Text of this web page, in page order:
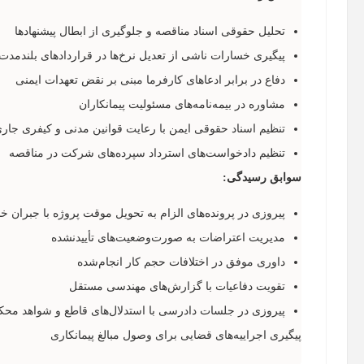
تحلیل حقوقی اسناد مناقصه و جلوگیری از ابطال پیشنهادها
پیگیری خسارات ناشی از تعدیل نرخ‌ها در قراردادهای بلندمدت
دفاع در برابر ادعاهای کارفرما مبنی بر نقض تعهدات ایمنی
مشاوره در بیمه‌نامه‌های مسئولیت پیمانکاران
تنظیم اسناد حقوقی ایمن با رعایت قوانین مدنی و کیفری
تنظیم دادخواست‌های استرداد سپرده‌های شرکت در مناقصه
سوابق رسیدگی:
پیروزی در پرونده‌های الزام به تحویل موقت پروژه با جبران
مدیریت اعتراضات به صورت‌وضعیت‌های تأییدنشده
داوری موفق در اختلافات حجم کار انجام‌شده
تقویت دفاعیات با گزارش‌های مهندسی مستقل
پیروزی در جلسات دادرسی با استدلال‌های قاطع و شواهد
پیگیری اجراییه‌های قضایی برای وصول مبالغ پیمانکاری